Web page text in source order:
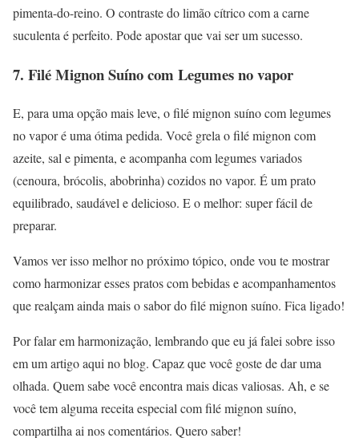
pimenta-do-reino. O contraste do limão cítrico com a carne
suculenta é perfeito. Pode apostar que vai ser um sucesso.
7. Filé Mignon Suíno com Legumes no vapor
E, para uma opção mais leve, o filé mignon suíno com legumes
no vapor é uma ótima pedida. Você grela o filé mignon com
azeite, sal e pimenta, e acompanha com legumes variados
(cenoura, brócolis, abobrinha) cozidos no vapor. É um prato
equilibrado, saudável e delicioso. E o melhor: super fácil de
preparar.
Vamos ver isso melhor no próximo tópico, onde vou te mostrar
como harmonizar esses pratos com bebidas e acompanhamentos
que realçam ainda mais o sabor do filé mignon suíno. Fica ligado!
Por falar em harmonização, lembrando que eu já falei sobre isso
em um artigo aqui no blog. Capaz que você goste de dar uma
olhada. Quem sabe você encontra mais dicas valiosas. Ah, e se
você tem alguma receita especial com filé mignon suíno,
compartilha ai nos comentários. Quero saber!